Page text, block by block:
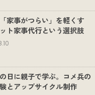
家事がつらい」を軽くす
ト家事代行という選択肢
日に親子で学ぶ。コメ兵の
とアップサイクル制作